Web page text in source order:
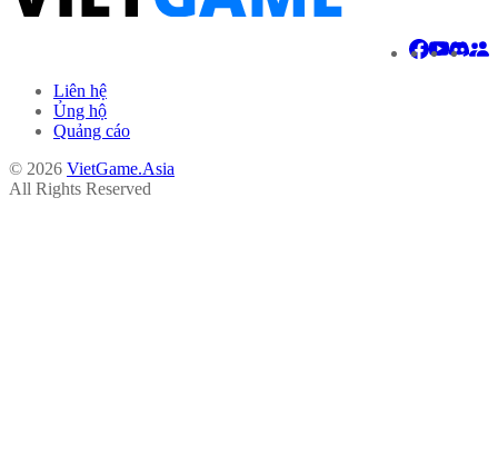
Liên hệ
Ủng hộ
Quảng cáo
© 2026 VietGame.Asia
All Rights Reserved